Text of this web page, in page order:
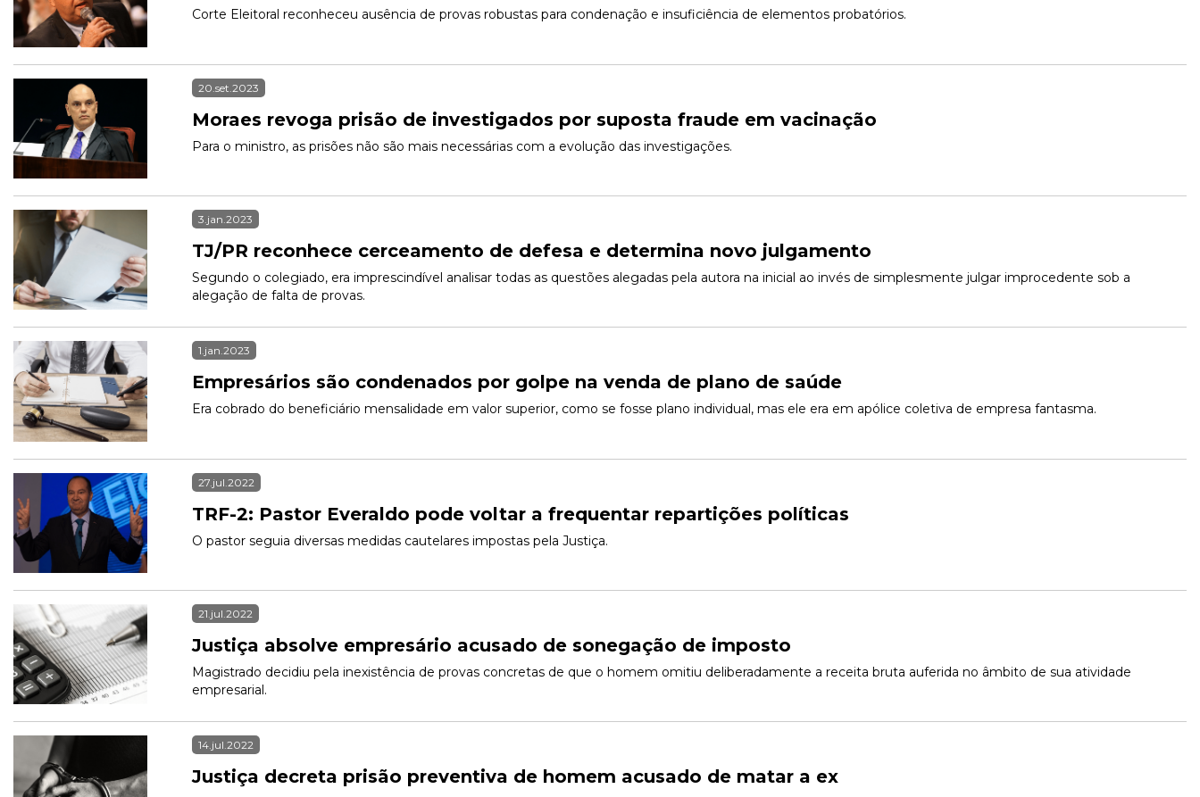
Corte Eleitoral reconheceu ausência de provas robustas para condenação e insuficiência de elementos probatórios.
20.set.2023
Moraes revoga prisão de investigados por suposta fraude em vacinação
Para o ministro, as prisões não são mais necessárias com a evolução das investigações.
3.jan.2023
TJ/PR reconhece cerceamento de defesa e determina novo julgamento
Segundo o colegiado, era imprescindível analisar todas as questões alegadas pela autora na inicial ao invés de simplesmente julgar improcedente sob a
alegação de falta de provas.
1.jan.2023
Empresários são condenados por golpe na venda de plano de saúde
Era cobrado do beneficiário mensalidade em valor superior, como se fosse plano individual, mas ele era em apólice coletiva de empresa fantasma.
27.jul.2022
TRF-2: Pastor Everaldo pode voltar a frequentar repartições políticas
O pastor seguia diversas medidas cautelares impostas pela Justiça.
21.jul.2022
Justiça absolve empresário acusado de sonegação de imposto
Magistrado decidiu pela inexistência de provas concretas de que o homem omitiu deliberadamente a receita bruta auferida no âmbito de sua atividade
empresarial.
14.jul.2022
Justiça decreta prisão preventiva de homem acusado de matar a ex